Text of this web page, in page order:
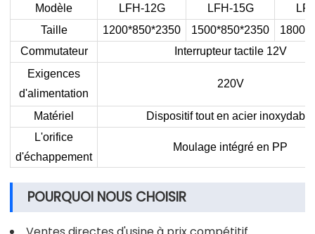
Modèle LFH-12G LFH-15G
Taille
1200*850*2350 1500*850*2350
Commutateur
Interrupteur tactile 12V
Exigences
d'alimentation
220V
Matériel
Dispositif tout en acier inoxydable
L'orifice
d'échappement
Moulage intégré en PP
POURQUOI NOUS CHOISIR